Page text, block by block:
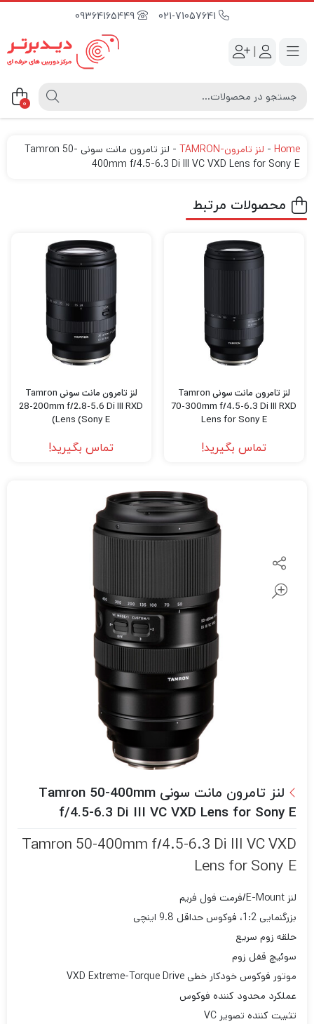
09364165449
|
0
Home
- لنز تامرون-TAMRON -
لنز تامرون مانت سونی Tamron 50-
400mm f/4.5-6.3 Di III VC VXD Lens for Sony E
محصولات مرتبط
لنز تامرون مانت سونی Tamron
70-300mm f/4.5-6.3 Di III RXD
Lens for Sony E
تماس بگیرید!
لنز تامرون مانت سونی Tamron
28-200mm f/2.8-5.6 Di III RXD
Lens (Sony E)
تماس بگیرید!
لنز تامرون مانت سونی Tamron 50-400mm
f/4.5-6.3 Di III VC VXD Lens for Sony E
Tamron 50-400mm f/4.5-6.3 Di III VC VXD
Lens for Sony E
لنز E-Mount/فرمت فول فریم
بزرگنمایی 1:2، فوکوس حداقل 9.8 اینچی
حلقه زوم سریع
سوئیچ قفل زوم
موتور فوکوس خودکار خطی VXD Extreme-Torque Drive
عملکرد محدود کننده فوکوس
تثبیت کننده تصویر VC